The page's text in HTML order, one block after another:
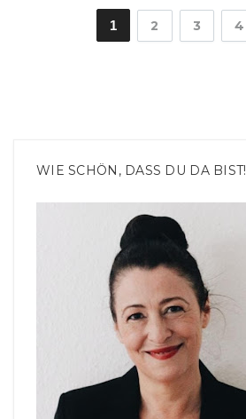
1 2 3 4
WIE SCHÖN, DASS DU DA BIST!